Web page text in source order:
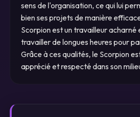
sens de l'organisation, ce qui lui
bien ses projets de manière
Scorpion est un travailleur acharné
travailler de longues heures pour
Grâce à ces qualités, le Scorpion
apprécié et respecté dans son